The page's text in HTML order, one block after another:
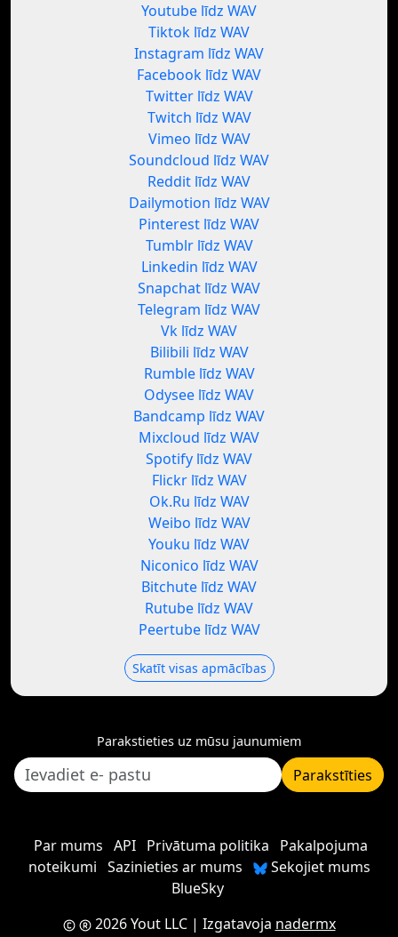
Youtube līdz WAV
Tiktok līdz WAV
Instagram līdz WAV
Facebook līdz WAV
Twitter līdz WAV
Twitch līdz WAV
Vimeo līdz WAV
Soundcloud līdz WAV
Reddit līdz WAV
Dailymotion līdz WAV
Pinterest līdz WAV
Tumblr līdz WAV
Linkedin līdz WAV
Snapchat līdz WAV
Telegram līdz WAV
Vk līdz WAV
Bilibili līdz WAV
Rumble līdz WAV
Odysee līdz WAV
Bandcamp līdz WAV
Mixcloud līdz WAV
Spotify līdz WAV
Flickr līdz WAV
Ok.Ru līdz WAV
Weibo līdz WAV
Youku līdz WAV
Niconico līdz WAV
Bitchute līdz WAV
Rutube līdz WAV
Peertube līdz WAV
Skatīt visas apmācības
Parakstieties uz mūsu jaunumiem
Parakstīties
Par mums API Privātuma politika
Pakalpojuma
noteikumi Sazinieties ar mums
Sekojiet mums
BlueSky
2026 Yout LLC| Izgatavoja nadermx